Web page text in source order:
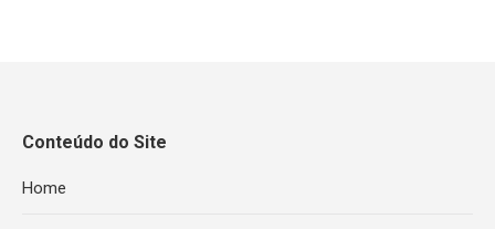
Conteúdo do Site
Home